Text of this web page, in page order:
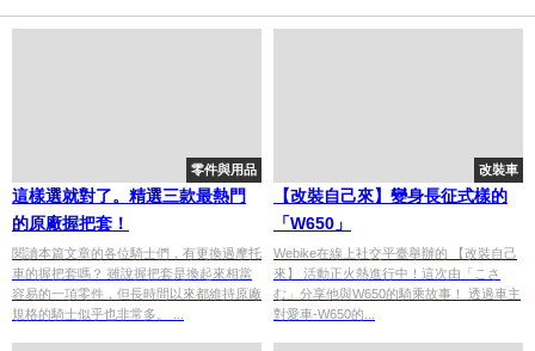
零件與用品
這樣選就對了。精選三款最熱門
的原廠握把套！
閱讀本篇文章的各位騎士們，有更換過摩托
車的握把套嗎？ 雖說握把套是換起來相當
容易的一項零件，但長時間以來都維持原廠
規格的騎士似乎也非常多。 ...
改裝車
【改裝自己來】變身長征式樣的
「W650」
Webike在線上社交平臺舉辦的 【改裝自己
來】 活動正火熱進行中！這次由「こさ
む」分享他與W650的騎乘故事！ 透過車主
對愛車-W650的...